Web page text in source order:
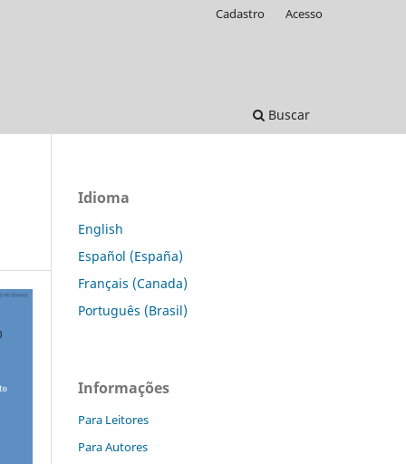
Buscar
Cadastro Acesso
Idioma
English
Español (España)
Français (Canada)
Português (Brasil)
Informações
Para Leitores
Para Autores